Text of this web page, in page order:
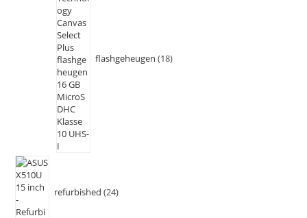
flashgeheugen 18
refurbished 24